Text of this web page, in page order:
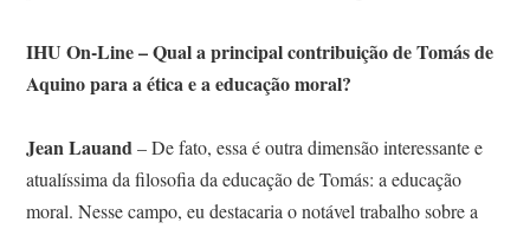
IHU On-Line – Qual a principal contribuição de Tomás de
Aquino para a ética e a educação moral?
Jean Lauand– De fato, essa é outra dimensão interessante e
atualíssima da filosofia da educação de Tomás: a educação
moral. Nesse campo, eu destacaria o notável trabalho sobre a